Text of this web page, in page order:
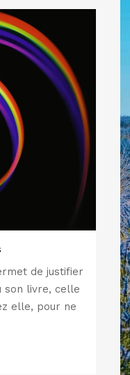
de justifier
son livre, celle
elle, pour ne